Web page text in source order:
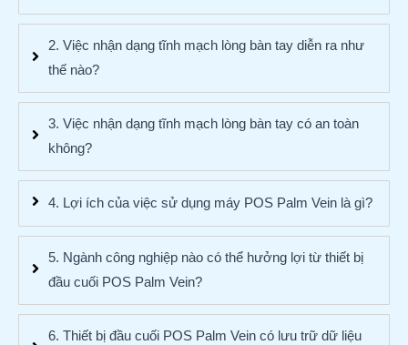
2. Việc nhận dạng tĩnh mạch lòng bàn tay diễn ra như
thế nào?
3. Việc nhận dạng tĩnh mạch lòng bàn tay có an toàn
không?
4. Lợi ích của việc sử dụng máy POS Palm Vein là gì?
5. Ngành công nghiệp nào có thể hưởng lợi từ thiết bị
đầu cuối POS Palm Vein?
6. Thiết bị đầu cuối POS Palm Vein có lưu trữ dữ liệu